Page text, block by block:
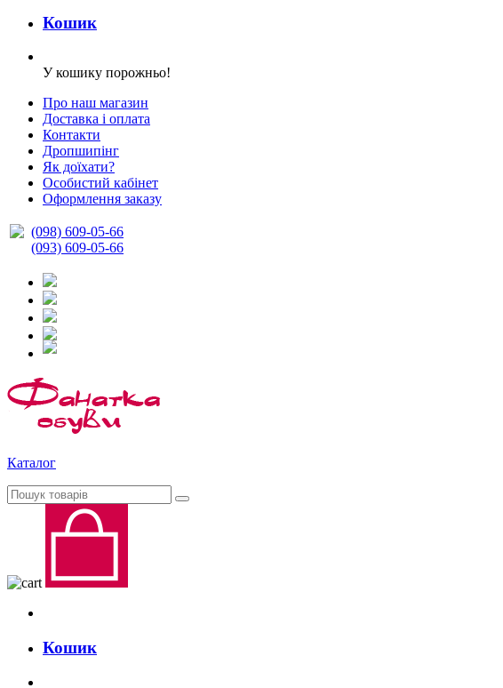
Кошик
У кошику порожньо!
Про наш магазин
Доставка і оплата
Контакти
Дропшипінг
Як доїхати?
Особистий кабінет
Оформлення заказу
(098) 609-05-66
(093) 609-05-66
Каталог
Кошик